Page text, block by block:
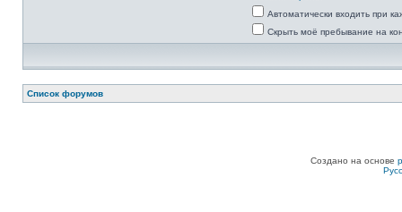
Автоматически входить при
Скрыть моё пребывание на
Список форумов
Создано на основе